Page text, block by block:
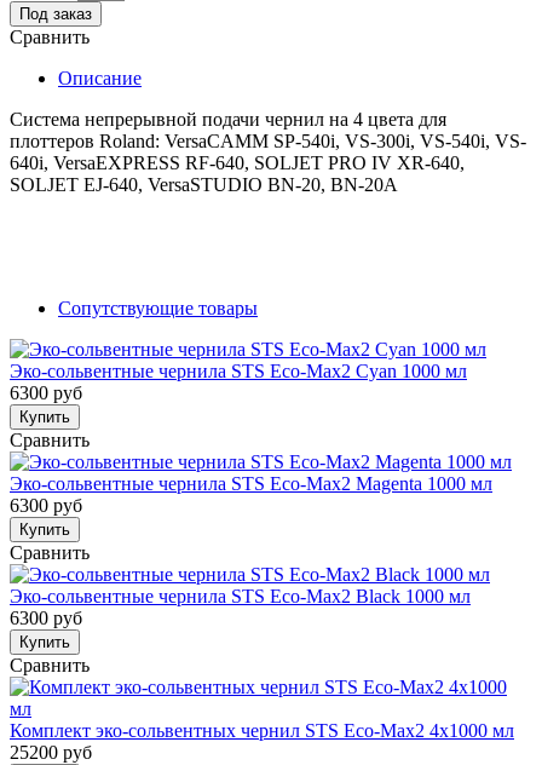
Под заказ
Сравнить
Описание
Система непрерывной подачи чернил на 4 цвета для
плоттеров Roland: VersaCAMM SP-540i, VS-300i, VS-540i, VS-
640i, VersaEXPRESS RF-640, SOLJET PRO IV XR-640,
SOLJET EJ-640, VersaSTUDIO BN-20, BN-20A
Сопутствующие товары
Эко-сольвентные чернила STS Eco-Max2 Cyan 1000 мл
6300 руб
Купить
Сравнить
Эко-сольвентные чернила STS Eco-Max2 Magenta 1000 мл
6300 руб
Купить
Сравнить
Эко-сольвентные чернила STS Eco-Max2 Black 1000 мл
6300 руб
Купить
Сравнить
Комплект эко-сольвентных чернил STS Eco-Max2 4x1000 мл
25200 руб